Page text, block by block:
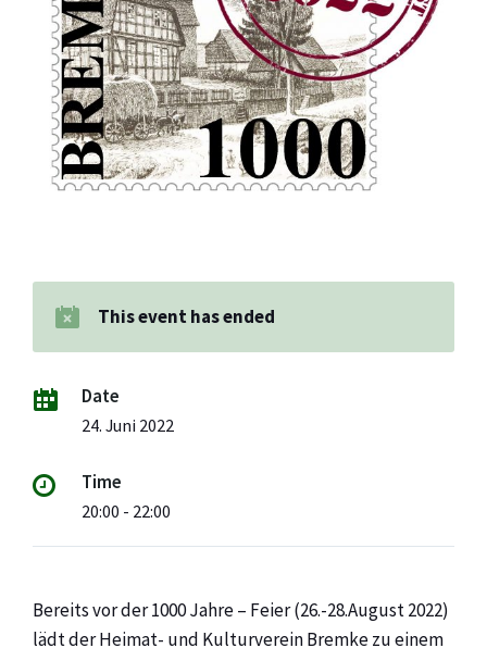
This event has ended
Date
24. Juni 2022
Time
20:00 - 22:00
Bereits vor der 1000 Jahre – Feier (26.-28.August 2022)
lädt der Heimat- und Kulturverein Bremke zu einem